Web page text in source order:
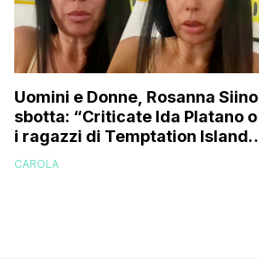
Uomini e Donne, Rosanna Siino
sbotta: “Criticate Ida Platano o
i ragazzi di Temptation Island
perché vi rode il cul* che…”
CAROLA